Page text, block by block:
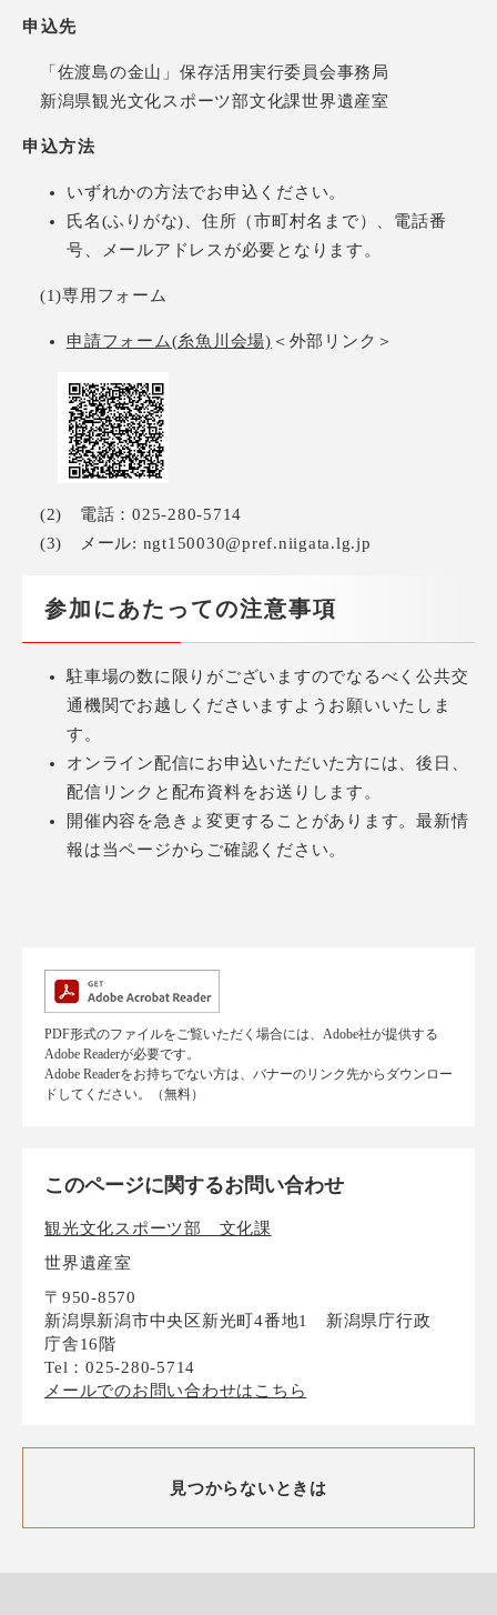
申込先
「佐渡島の金山」保存活用実行委員会事務局
新潟県観光文化スポーツ部文化課世界遺産室
申込方法
いずれかの方法でお申込ください。
氏名(ふりがな)、住所（市町村名まで）、電話番
号、メールアドレスが必要となります。
(1)専用フォーム
申請フォーム(糸魚川会場) ＜外部リンク＞
(2) 電話：025-280-5714
(3) メール: ngt150030@pref.niigata.lg.jp
参加にあたっての注意事項
駐車場の数に限りがございますのでなるべく公共交
通機関でお越しくださいますようお願いいたしま
す。
オンライン配信にお申込いただいた方には、後日、
配信リンクと配布資料をお送りします。
開催内容を急きょ変更することがあります。最新情
報は当ページからご確認ください。
PDF形式のファイルをご覧いただく場合には、Adobe社が提供する
Adobe Readerが必要です。
Adobe Readerをお持ちでない方は、バナーのリンク先からダウンロー
ドしてください。（無料）
このページに関するお問い合わせ
観光文化スポーツ部 文化課
世界遺産室
〒950-8570
新潟県新潟市中央区新光町4番地1 新潟県庁行政
庁舎16階
Tel：025-280-5714
メールでのお問い合わせはこちら
見つからないときは